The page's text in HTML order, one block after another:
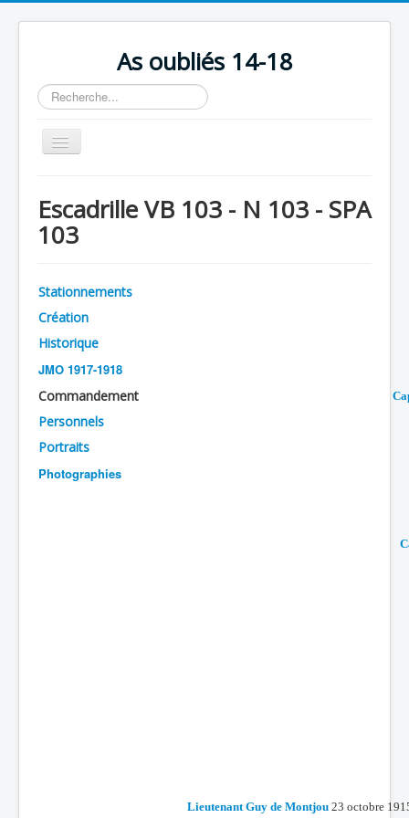
As oubliés 14-18
Rechercher
Basculer
la
Chronologie
Escadrilles
Avions
Personnels
Formation
Doctrines
Les As
Escadrille VB 103 - N 103 - SPA
103
Stationnements
Création
Historique
JMO 1917-1918
Commandement
Personnels
Portraits
Photographies
Lieutenant Guy de Montjou23 octobre